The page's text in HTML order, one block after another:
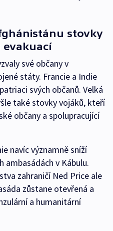
stovky
evakuací
své občany v
státy. Francie a Indie
svých občanů. Velká
také stovky vojáků, kteří
občany a spolupracující
navíc významně sníží
ambasádách v Kábulu.
zahraničí Ned Price ale
zůstane otevřená a
a humanitární